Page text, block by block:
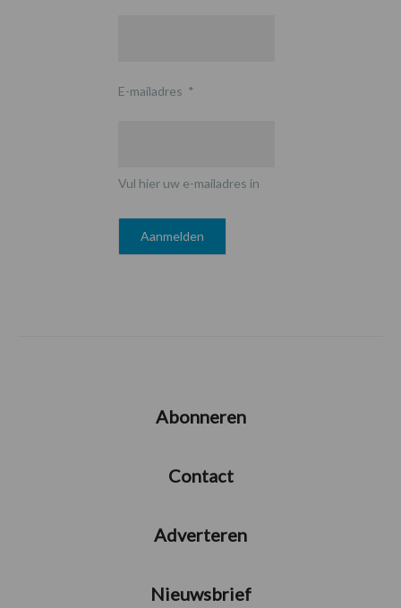
E-mailadres *
Vul hier uw e-mailadres in
Abonneren
Contact
Adverteren
Nieuwsbrief